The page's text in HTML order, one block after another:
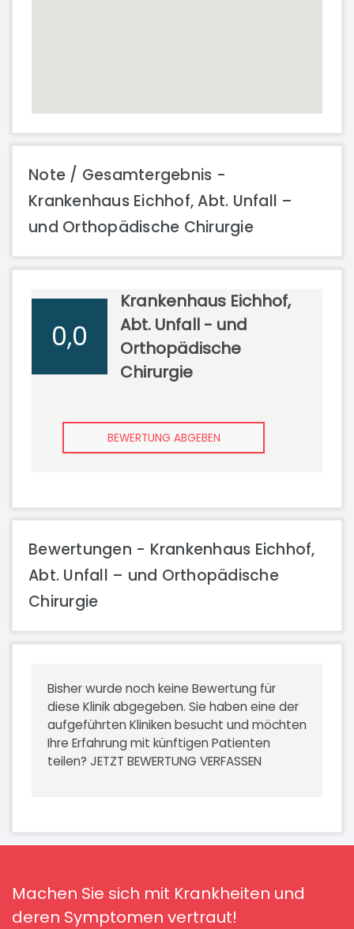
Note / Gesamtergebnis -
Krankenhaus Eichhof, Abt. Unfall –
und Orthopädische Chirurgie
0,0
Krankenhaus Eichhof,
Abt. Unfall - und
Orthopädische
Chirurgie
BEWERTUNG ABGEBEN
Bewertungen - Krankenhaus Eichhof,
Abt. Unfall – und Orthopädische
Chirurgie
Bisher wurde noch keine Bewertung für
diese Klinik abgegeben. Sie haben eine der
aufgeführten Kliniken besucht und möchten
Ihre Erfahrung mit künftigen Patienten
teilen? JETZT BEWERTUNG VERFASSEN
Machen Sie sich mit Krankheiten und
deren Symptomen vertraut!